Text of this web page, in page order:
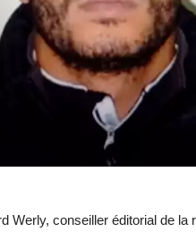
Werly, conseiller éditorial de